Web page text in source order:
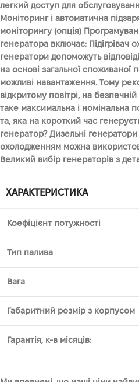
легкий доступ для
Моніторинг і автоматична
моніторингу (опція)
генератора включає:
генератори допоможуть
на основі загальної споживаної
можливі навантаження. Тому
відкритому повітрі, на
таке максимальна і номінальна
та, яка на короткий час
генератор? Дизельні
охолодженням можна
Великий вибір генераторів з
ХАРАКТЕРИСТИКА
Коефіцієнт потужності
Тип палива
Вага
Габаритний розмір з корпусом
Гарантія, к-в місяців: